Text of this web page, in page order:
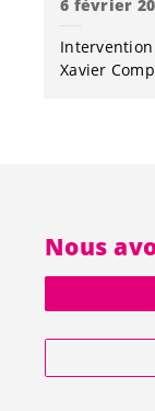
6 février
Xavier
Nous